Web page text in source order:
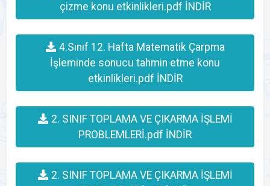
çizme konu etkinlikleri.pdf İNDİR
4.Sınıf 12. Hafta Matematik Çarpma
İşleminde sonucu tahmin etme konu
etkinlikleri.pdf İNDİR
2. SINIF TOPLAMA VE ÇIKARMA İŞLEMİ
PROBLEMLERİ.pdf İNDİR
2. SINIF TOPLAMA VE ÇIKARMA İŞLEMİ